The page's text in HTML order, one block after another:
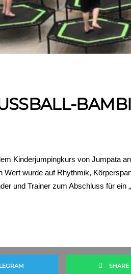
Kinderjumpingkurs von Jumpata
wurde auf Rhythmik,
und Trainer zum Abschluss für ein
SHARE